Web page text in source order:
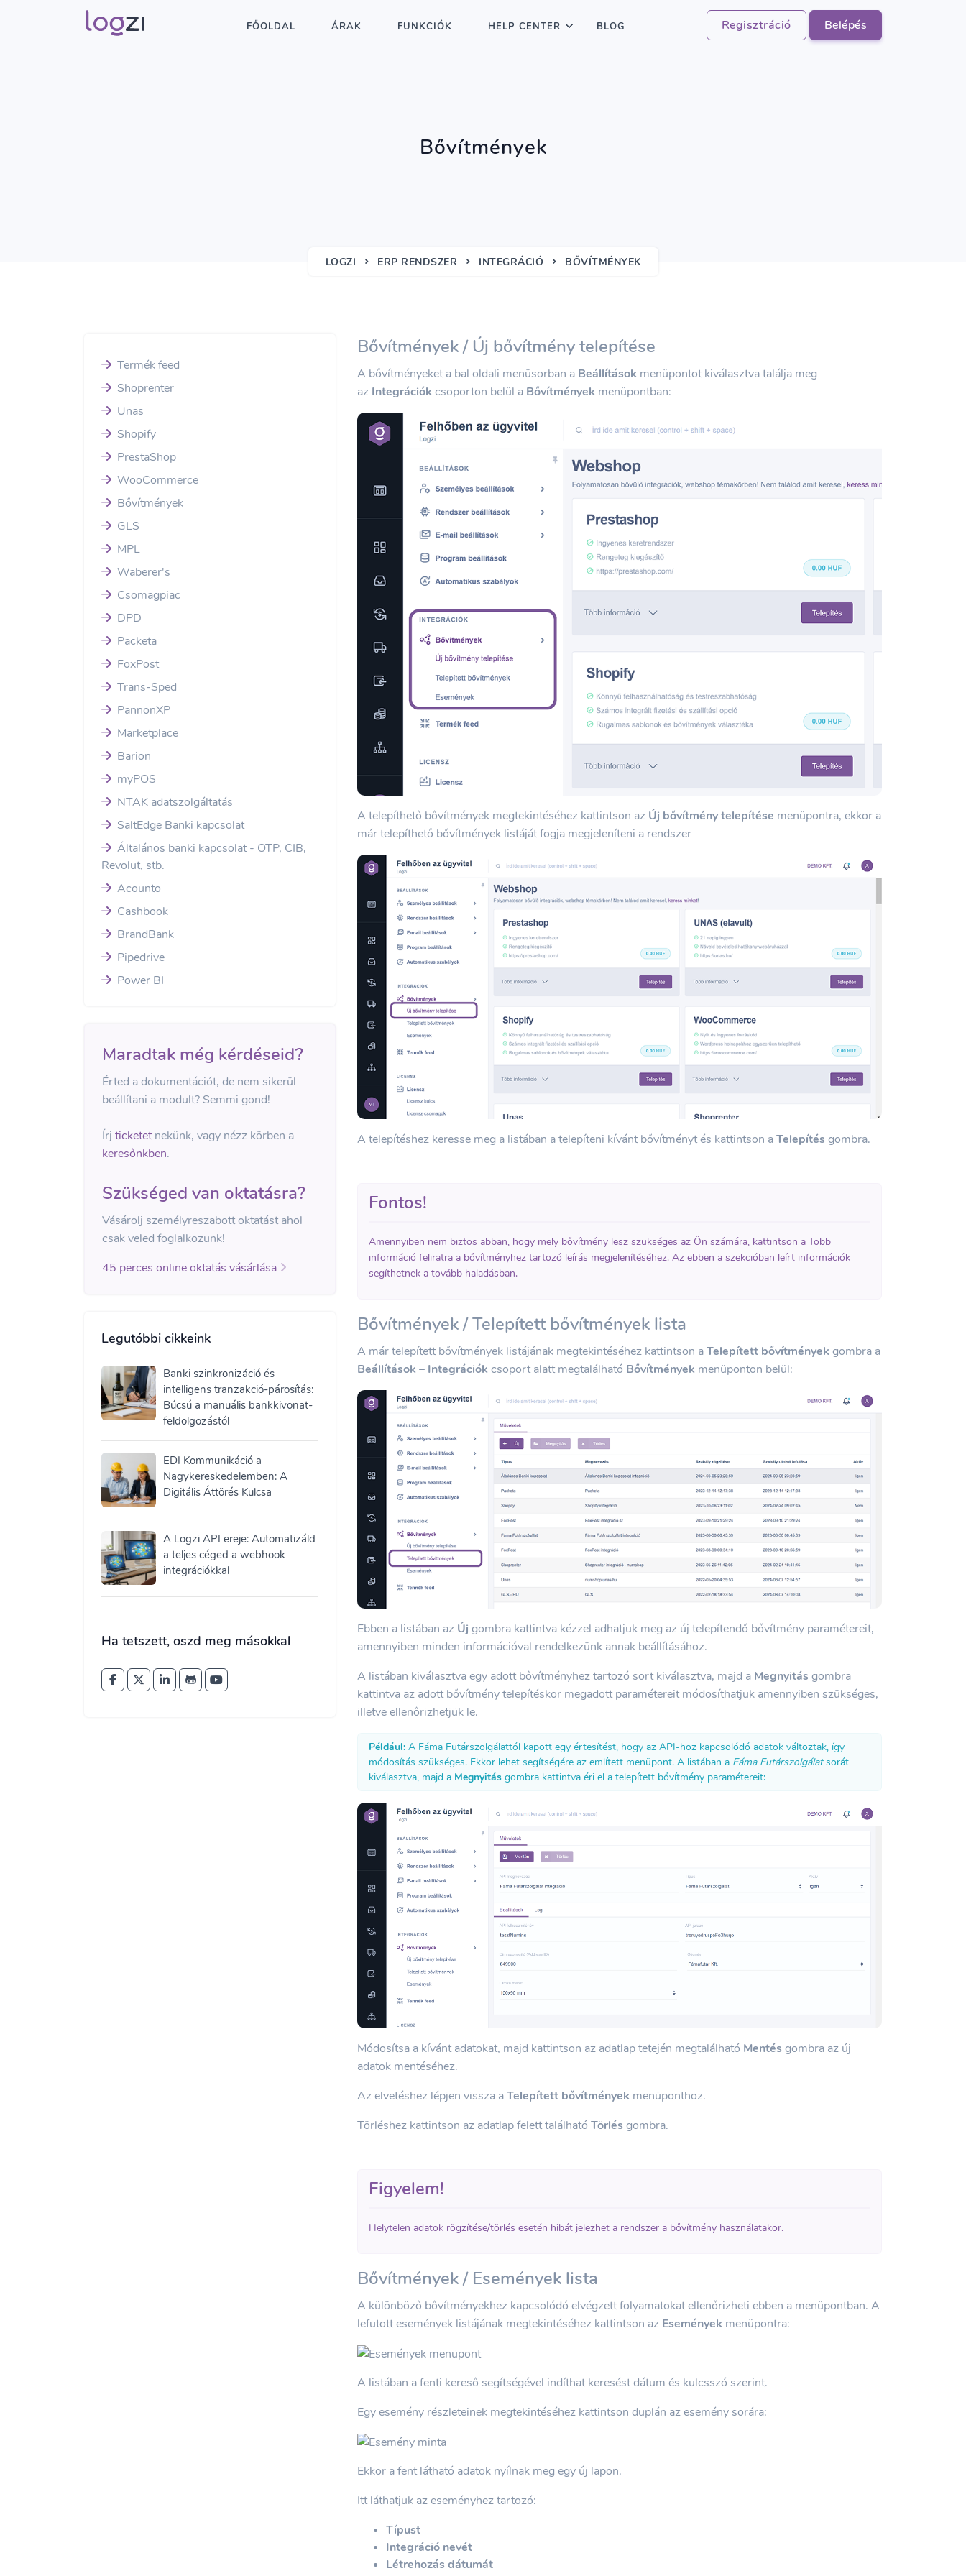
Regisztráció Belépés
FŐOLDAL ÁRAK FUNKCIÓK HELP CENTER BLOG
Bővítmények
LOGZI ERP RENDSZER INTEGRÁCIÓ BŐVÍTMÉNYEK
Termék feed
Shoprenter
Unas
Shopify
PrestaShop
WooCommerce
Bővítmények
GLS
MPL
Waberer's
Csomagpiac
DPD
Packeta
FoxPost
Trans-Sped
PannonXP
Marketplace
Barion
myPOS
NTAK adatszolgáltatás
SaltEdge Banki kapcsolat
Általános banki kapcsolat - OTP, CIB,
Revolut, stb.
Acounto
Cashbook
BrandBank
Pipedrive
Power BI
Maradtak még kérdéseid?
Érted a dokumentációt, de nem sikerül
beállítani a modult? Semmi gond!
Írj ticketetnekünk, vagy nézz körben a
keresőnkben.
Szükséged van oktatásra?
Vásárolj személyreszabott oktatást ahol
csak veled foglalkozunk!
45 perces online oktatás vásárlása
Legutóbbi cikkeink
Banki szinkronizáció és
intelligens tranzakció-párosítás:
Búcsú a manuális bankkivonat-
feldolgozástól
EDI Kommunikáció a
Nagykereskedelemben: A
Digitális Áttörés Kulcsa
A Logzi API ereje: Automatizáld
a teljes céged a webhook
integrációkkal
Ha tetszett, oszd meg másokkal
Bővítmények / Új bővítmény telepítése
A bővítményeket a bal oldali menüsorban a Beállítások menüpontot kiválasztva találja meg
az Integrációk csoporton belül a Bővítmények menüpontban:
A telepíthető bővítmények megtekintéséhez kattintson az Új bővítmény telepítése menüpontra, ekkor a
már telepíthető bővítmények listáját fogja megjeleníteni a rendszer
A telepítéshez keresse meg a listában a telepíteni kívánt bővítményt és kattintson aTelepítés gombra.
Fontos!
Amennyiben nem biztos abban, hogy mely bővítmény lesz szükséges az Ön számára, kattintson a Több
információ feliratra a bővítményhez tartozó leírás megjelenítéséhez. Az ebben a szekcióban leírt információk
segíthetnek a tovább haladásban.
Bővítmények / Telepített bővítmények lista
A már telepített bővítmények listájának megtekintéséhez kattintson aTelepített bővítmények gombra a
Beállítások – Integrációk csoport alatt megtalálható Bővítmények menüponton belül:
Ebben a listában az Új gombra kattintva kézzel adhatjuk meg az új telepítendő bővítmény paramétereit,
amennyiben minden információval rendelkezünk annak beállításához.
A listában kiválasztva egy adott bővítményhez tartozó sort kiválasztva, majd a Megnyitás gombra
kattintva az adott bővítmény telepítéskor megadott paramétereit módosíthatjuk amennyiben szükséges,
illetve ellenőrizhetjük le.
Például: A Fáma Futárszolgálattól kapott egy értesítést, hogy az API-hoz kapcsolódó adatok változtak, így
módosítás szükséges. Ekkor lehet segítségére az említett menüpont. A listában a Fáma Futárszolgálatsorát
kiválasztva, majd a Megnyitás gombra kattintva éri el a telepített bővítmény paramétereit:
Módosítsa a kívánt adatokat, majd kattintson az adatlap tetején megtalálható Mentés gombra az új
adatok mentéséhez.
Az elvetéshez lépjen vissza aTelepített bővítmények menüponthoz.
Törléshez kattintson az adatlap felett található Törlés gombra.
Figyelem!
Helytelen adatok rögzítése/törlés esetén hibát jelezhet a rendszer a bővítmény használatakor.
Bővítmények / Események lista
A különböző bővítményekhez kapcsolódó elvégzett folyamatokat ellenőrizheti ebben a menüpontban. A
lefutott események listájának megtekintéséhez kattintson az Események menüpontra:
A listában a fenti kereső segítségével indíthat keresést dátum és kulcsszó szerint.
Egy esemény részleteinek megtekintéséhez kattintson duplán az esemény sorára:
Ekkor a fent látható adatok nyílnak meg egy új lapon.
Itt láthatjuk az eseményhez tartozó:
Típust
Integráció nevét
Létrehozás dátumát